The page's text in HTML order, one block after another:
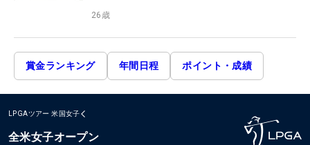
26 歳
賞金ランキング 年間日程 ポイント・成績
LPGAツアー 米国女子
全米女子オープン